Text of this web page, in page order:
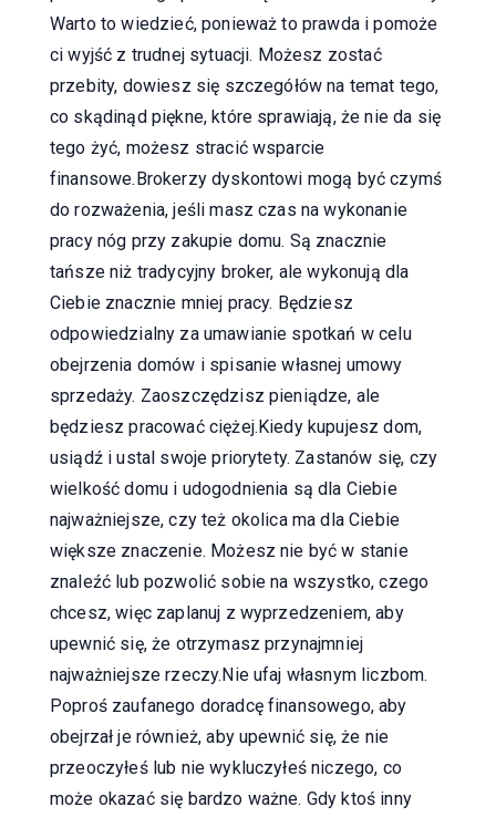
Warto to wiedzieć, ponieważ to prawda i pomoże
ci wyjść z trudnej sytuacji. Możesz zostać
przebity, dowiesz się szczegółów na temat tego,
co skądinąd piękne, które sprawiają, że nie da się
tego żyć, możesz stracić wsparcie
finansowe.Brokerzy dyskontowi mogą być czymś
do rozważenia, jeśli masz czas na wykonanie
pracy nóg przy zakupie domu. Są znacznie
tańsze niż tradycyjny broker, ale wykonują dla
Ciebie znacznie mniej pracy. Będziesz
odpowiedzialny za umawianie spotkań w celu
obejrzenia domów i spisanie własnej umowy
sprzedaży. Zaoszczędzisz pieniądze, ale
będziesz pracować ciężej.Kiedy kupujesz dom,
usiądź i ustal swoje priorytety. Zastanów się, czy
wielkość domu i udogodnienia są dla Ciebie
najważniejsze, czy też okolica ma dla Ciebie
większe znaczenie. Możesz nie być w stanie
znaleźć lub pozwolić sobie na wszystko, czego
chcesz, więc zaplanuj z wyprzedzeniem, aby
upewnić się, że otrzymasz przynajmniej
najważniejsze rzeczy.Nie ufaj własnym liczbom.
Poproś zaufanego doradcę finansowego, aby
obejrzał je również, aby upewnić się, że nie
przeoczyłeś lub nie wykluczyłeś niczego, co
może okazać się bardzo ważne. Gdy ktoś inny